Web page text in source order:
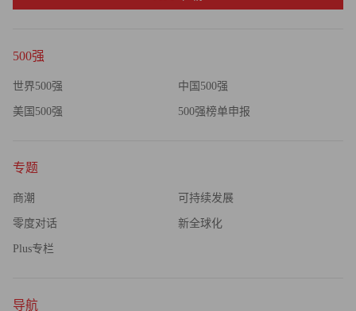
500强
世界500强 中国500强
美国500强 500强榜单申报
专题
商潮 可持续发展
零度对话 新全球化
Plus专栏
导航